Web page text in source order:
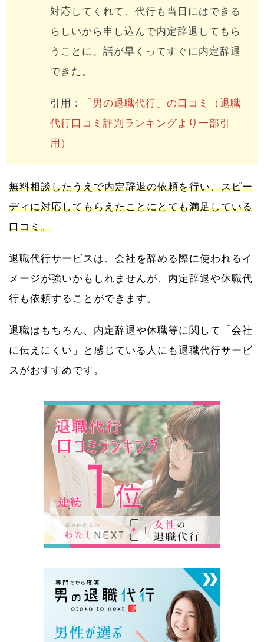
対応してくれて、代行も当日にはできる
らしいから申し込んで内定辞退してもら
うことに。話が早くってすぐに内定辞退
できた。
引用：
「男の退職代行」の口コミ（退職
代行口コミ評判ランキングより一部引
用）
無料相談したうえで内定辞退の依頼を行い、スピー
ディに対応してもらえたことにとても満足している
口コミ。
退職代行サービスは、会社を辞める際に使われるイ
メージが強いかもしれませんが、内定辞退や休職代
行も依頼することができます。
退職はもちろん、内定辞退や休職等に関して「会社
に伝えにくい」と感じている人にも退職代行サービ
スがおすすめです。